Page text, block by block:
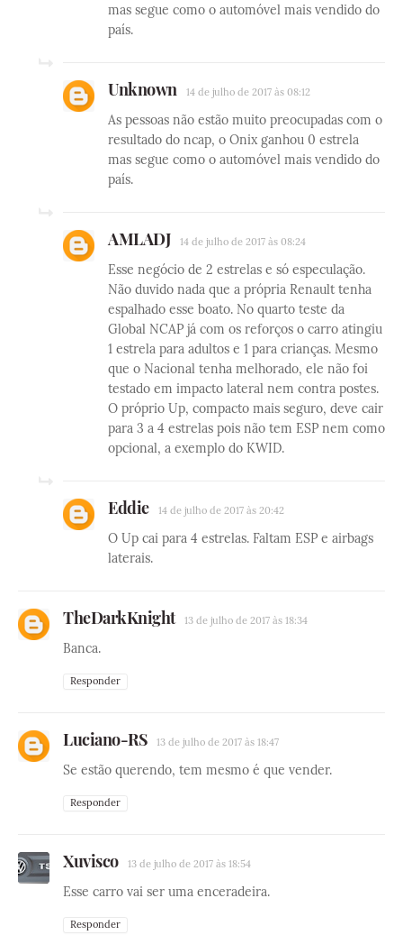
mas segue como o automóvel mais vendido do
país.
Unknown 14 de julho de 2017 às 08:12
As pessoas não estão muito preocupadas com o
resultado do ncap, o Onix ganhou 0 estrela
mas segue como o automóvel mais vendido do
país.
AMLADJ 14 de julho de 2017 às 08:24
Esse negócio de 2 estrelas e só especulação.
Não duvido nada que a própria Renault tenha
espalhado esse boato. No quarto teste da
Global NCAP já com os reforços o carro atingiu
1 estrela para adultos e 1 para crianças. Mesmo
que o Nacional tenha melhorado, ele não foi
testado em impacto lateral nem contra postes.
O próprio Up, compacto mais seguro, deve cair
para 3 a 4 estrelas pois não tem ESP nem como
opcional, a exemplo do KWID.
Eddie 14 de julho de 2017 às 20:42
O Up cai para 4 estrelas. Faltam ESP e airbags
laterais.
TheDarkKnight 13 de julho de 2017 às 18:34
Banca.
Responder
Luciano-RS 13 de julho de 2017 às 18:47
Se estão querendo, tem mesmo é que vender.
Responder
Xuvisco 13 de julho de 2017 às 18:54
Esse carro vai ser uma enceradeira.
Responder